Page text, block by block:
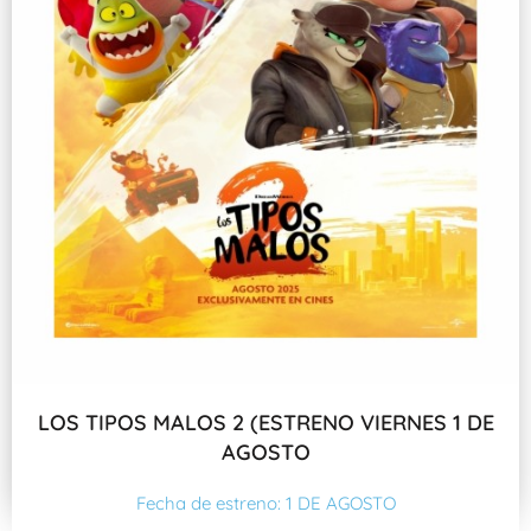
LOS TIPOS MALOS 2 (ESTRENO VIERNES 1 DE
AGOSTO
Fecha de estreno: 1 DE AGOSTO